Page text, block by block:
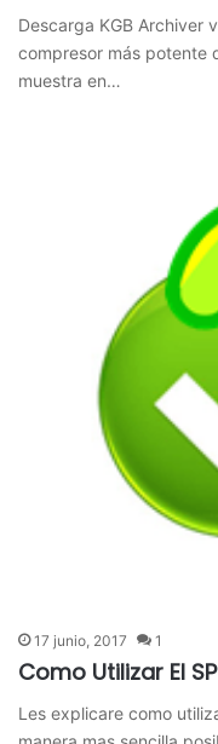
Descarga KGB Archiver
compresor más potente
muestra en…
17 junio, 2017 1
Como Utilizar El
Les explicare como